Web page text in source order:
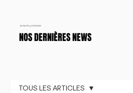
NOS DERNIÈRES NEWS
ACTUALITÉS & ÉVÉNEMENTS
TOUS LES ARTICLES